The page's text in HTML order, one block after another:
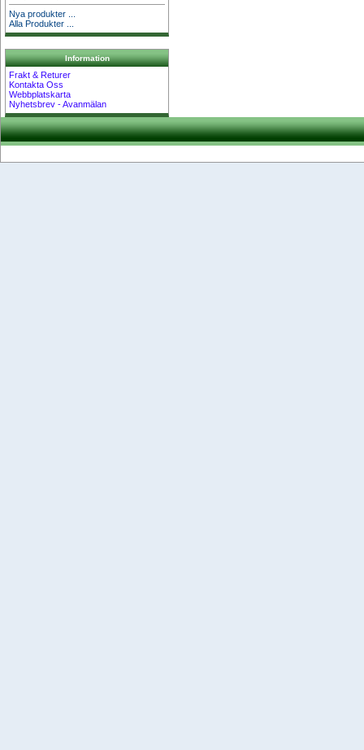
Nya produkter ...
Alla Produkter ...
Information
Frakt & Returer
Kontakta Oss
Webbplatskarta
Nyhetsbrev - Avanmälan